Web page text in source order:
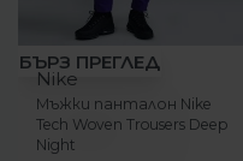
-46%
БЪРЗ ПРЕГЛЕД
Nike
Мъжки панталон Nike
Tech Woven Trousers Deep
Night